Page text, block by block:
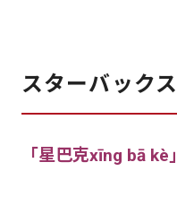
スターバックス
「星巴克xīng bā kè」